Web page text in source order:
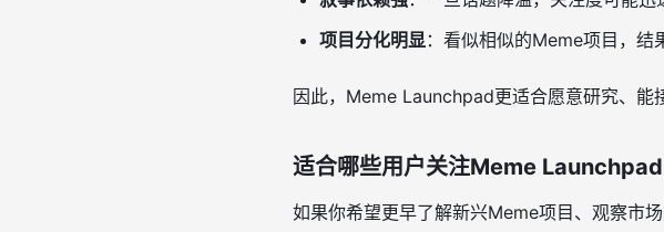
项目分化明显：看似相似的Meme项目，结
因此，Meme Launchpad更适合愿意研究、能
适合哪些用户关注Meme Launchpad
如果你希望更早了解新兴Meme项目、观察市